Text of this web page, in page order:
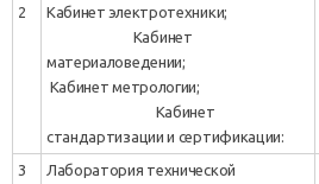
2
Кабинет электротехники;
Кабинет
материаловедении;
Кабинет метрологии;
Кабинет
стандартизации и сертификации:
3
Лаборатория технической